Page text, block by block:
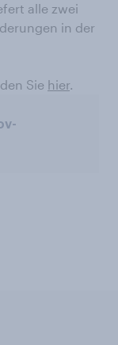
alle zwei
in der
Sie hier.